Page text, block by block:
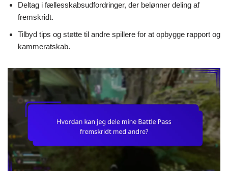
Deltag i fællesskabsudfordringer, der belønner deling af
fremskridt.
Tilbyd tips og støtte til andre spillere for at opbygge rapport og
kammeratskab.